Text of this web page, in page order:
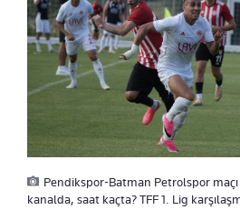
Pendikspor-Batman Petrolspor maçı
kanalda, saat kaçta? TFF 1. Lig